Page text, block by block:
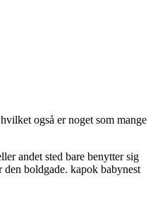
også er noget som mange
andet sted bare benytter sig
boldgade. kapok babynest